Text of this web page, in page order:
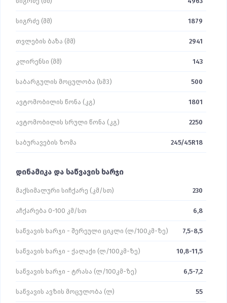
სიგრძე (მმ) 1879
თვლების ბაზა (მმ) 2941
კლირენსი (მმ) 143
საბარგულის მოცულობა (სმ3) 500
ავტომობილის წონა (კგ) 1801
ავტომობილის სრული წონა (კგ) 2250
საბურავების ზომა 245/45R18
დინამიკა და საწვავის ხარჯი
მაქსიმალური სიჩქარე (კმ/სთ) 230
აჩქარება 0-100 კმ/სთ 6,8
საწვავის ხარჯი - შერეული ციკლი (ლ/100კმ-ზე) 7,5-8,5
საწვავის ხარჯი - ქალაქი (ლ/100კმ-ზე) 10,8-11,5
საწვავის ხარჯი - ტრასა (ლ/100კმ-ზე) 6,5-7,2
საწვავის ავზის მოცულობა (ლ) 55